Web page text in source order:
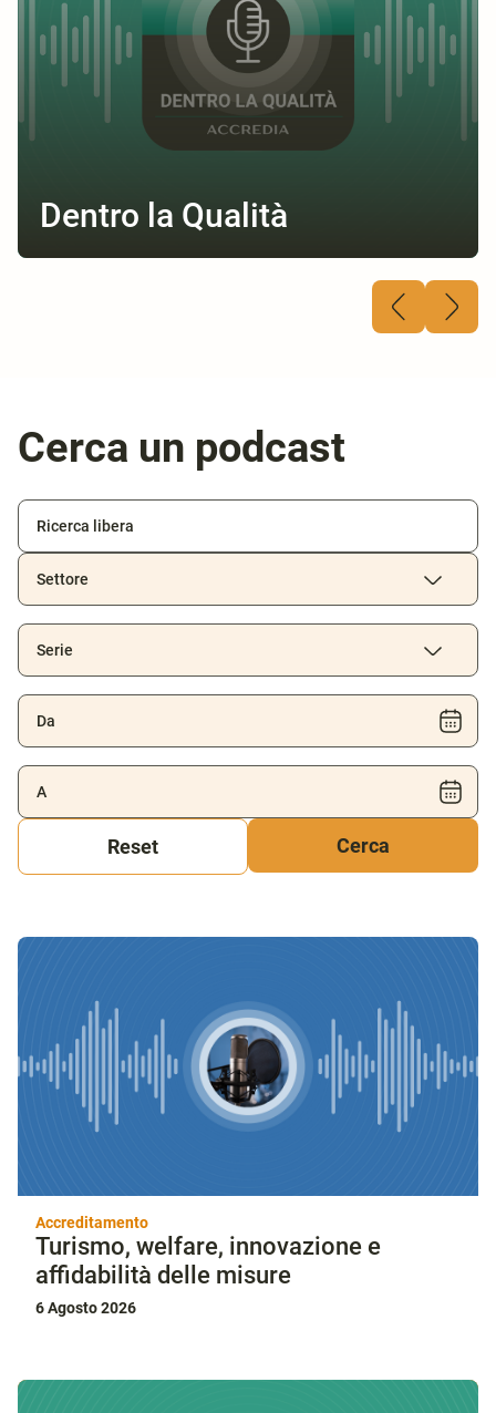
Dentro la Qualità
Cerca un podcast
Settore
Serie
Reset
Accreditamento
Turismo, welfare, innovazione e
affidabilità delle misure
6 Agosto 2026